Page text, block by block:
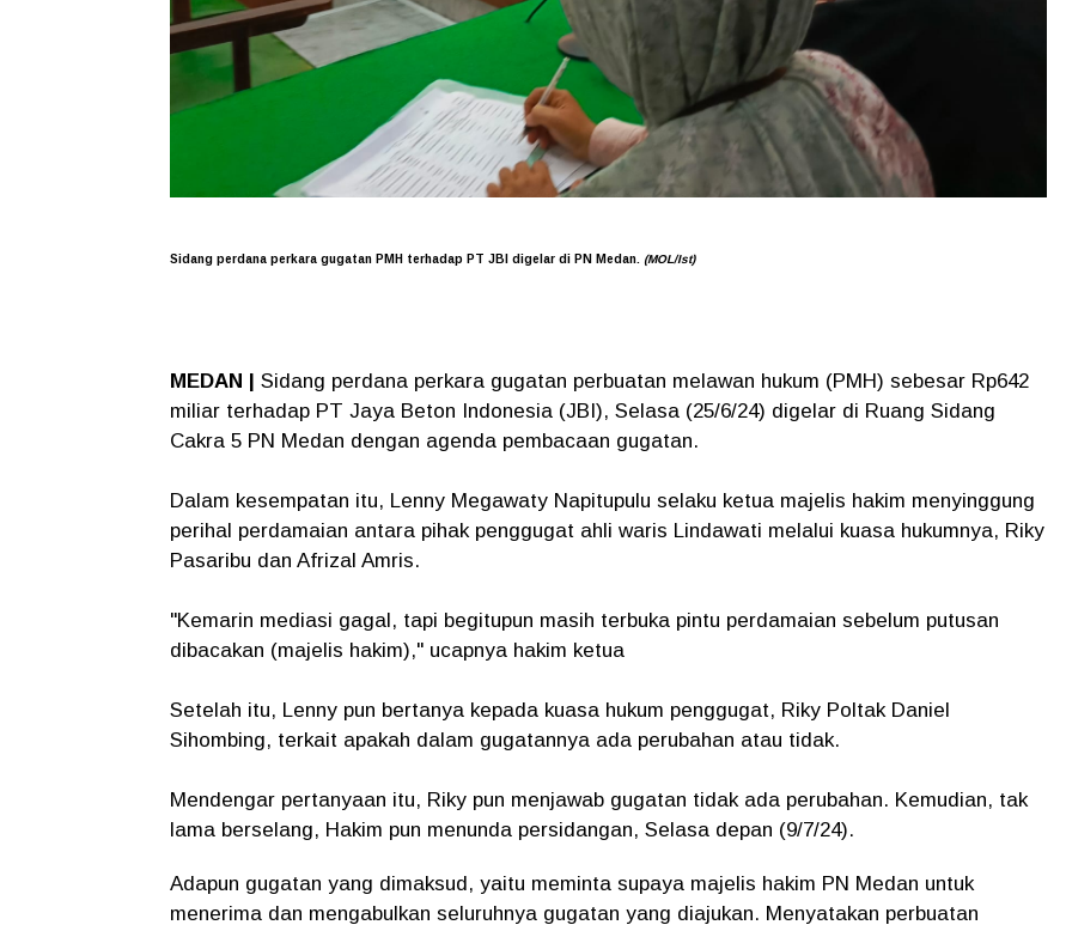
Sidang perdana perkara gugatan PMH terhadap PT JBI digelar di PN Medan. (MOL/Ist)
MEDAN | Sidang perdana perkara gugatan perbuatan melawan hukum (PMH) sebesar Rp642
miliar terhadap PT Jaya Beton Indonesia (JBI), Selasa (25/6/24) digelar di Ruang Sidang
Cakra 5 PN Medan dengan agenda pembacaan gugatan.
Dalam kesempatan itu, Lenny Megawaty Napitupulu selaku ketua majelis hakim menyinggung
perihal perdamaian antara pihak penggugat ahli waris Lindawati melalui kuasa hukumnya, Riky
Pasaribu dan Afrizal Amris.
"Kemarin mediasi gagal, tapi begitupun masih terbuka pintu perdamaian sebelum putusan
dibacakan (majelis hakim)," ucapnya hakim ketua
Setelah itu, Lenny pun bertanya kepada kuasa hukum penggugat, Riky Poltak Daniel
Sihombing, terkait apakah dalam gugatannya ada perubahan atau tidak.
Mendengar pertanyaan itu, Riky pun menjawab gugatan tidak ada perubahan. Kemudian, tak
lama berselang, Hakim pun menunda persidangan, Selasa depan (9/7/24).
Adapun gugatan yang dimaksud, yaitu meminta supaya majelis hakim PN Medan untuk
menerima dan mengabulkan seluruhnya gugatan yang diajukan. Menyatakan perbuatan